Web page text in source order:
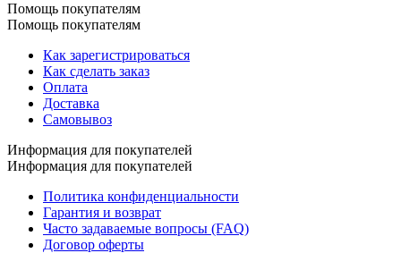
Помощь покупателям
Помощь покупателям
Как зарегистрироваться
Как сделать заказ
Оплата
Доставка
Самовывоз
Информация для покупателей
Информация для покупателей
Политика конфиденциальности
Гарантия и возврат
Часто задаваемые вопросы (FAQ)
Договор оферты